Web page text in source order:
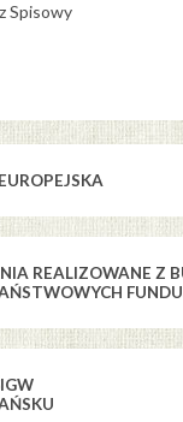
Spisowy
REALIZOWANE Z